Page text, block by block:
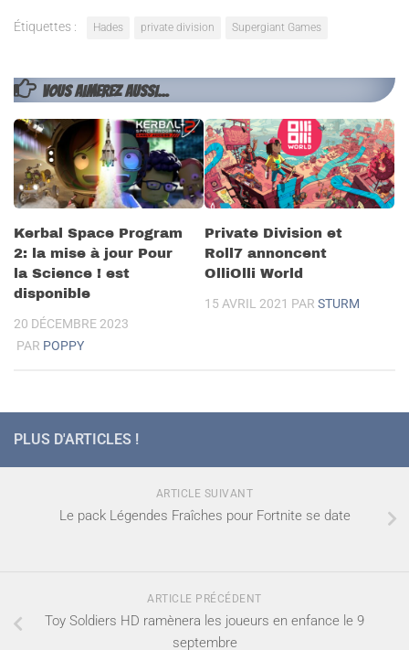
Étiquettes : Hades private division Supergiant Games
VOUS AIMEREZ AUSSI...
Kerbal Space Program
2: la mise à jour Pour
la Science ! est
disponible
20 DÉCEMBRE 2023
PAR POPPY
Private Division et
Roll7 annoncent
OlliOlli World
15 AVRIL 2021 PAR STURM
PLUS D'ARTICLES !
ARTICLE SUIVANT
Le pack Légendes Fraîches pour Fortnite se date
ARTICLE PRÉCÉDENT
Toy Soldiers HD ramènera les joueurs en enfance le 9
septembre